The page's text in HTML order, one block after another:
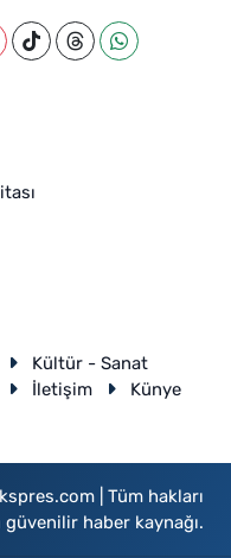
Kültür - Sanat
İletişim Künye
| Tüm hakları
güvenilir haber kaynağı.